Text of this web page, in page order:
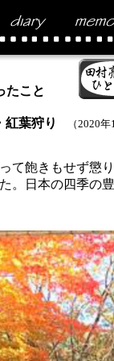
たこと
葉狩り （2020
て飽きもせず懲
。日本の四季の